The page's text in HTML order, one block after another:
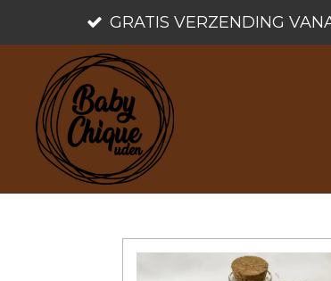
hoofdinhoud
GRATIS VERZENDING